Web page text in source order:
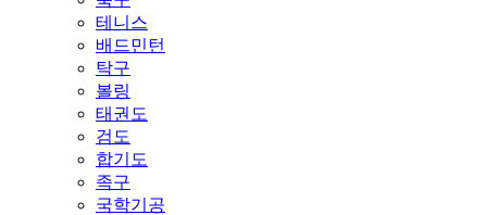
테니스
배드민턴
탁구
볼링
태권도
검도
합기도
족구
국학기공